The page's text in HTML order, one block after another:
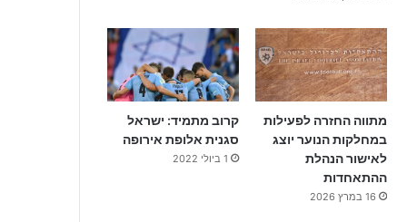
מתווה החזרה לפעילות
במחלקות הנוער יוצג
לאישור הנהלת
ההתאחדות
16 במרץ 2026
קרוב מתמיד: ישראל
סגנית אלופת אירופה
1 ביולי 2022